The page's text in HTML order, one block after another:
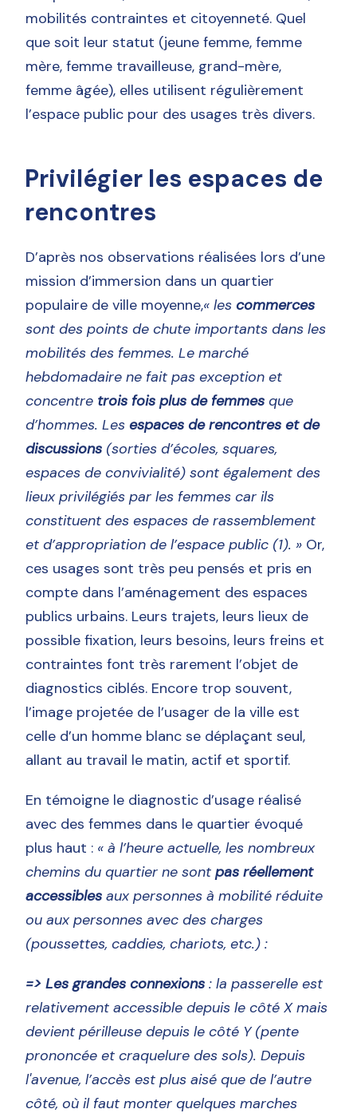
mobilités contraintes et citoyenneté. Quel
que soit leur statut (jeune femme, femme
mère, femme travailleuse, grand-mère,
femme âgée), elles utilisent régulièrement
l’espace public pour des usages très divers.
Privilégier les espaces de
rencontres
D’après nos observations réalisées lors d’une
mission d’immersion dans un quartier
populaire de ville moyenne,« lescommerces
sont des points de chute importants dans les
mobilités des femmes. Le marché
hebdomadaire ne fait pas exception et
concentre trois fois plus de femmes que
d’hommes. Lesespaces de rencontres et de
discussions (sorties d’écoles, squares,
espaces de convivialité) sont également des
lieux privilégiés par les femmes car ils
constituent des espaces de rassemblement
et d’appropriation de l’espace public (1). » Or,
ces usages sont très peu pensés et pris en
compte dans l’aménagement des espaces
publics urbains. Leurs trajets, leurs lieux de
possible fixation, leurs besoins, leurs freins et
contraintes font très rarement l’objet de
diagnostics ciblés. Encore trop souvent,
l’image projetée de l’usager de la ville est
celle d’un homme blanc se déplaçant seul,
allant au travail le matin, actif et sportif.
En témoigne le diagnostic d’usage réalisé
avec des femmes dans le quartier évoqué
plus haut : « à l’heure actuelle, les nombreux
chemins du quartier ne sontpas réellement
accessibles aux personnes à mobilité réduite
ou aux personnes avec des charges
(poussettes, caddies, chariots, etc.) :
=> Les grandes connexions : la passerelle est
relativement accessible depuis le côté X mais
devient périlleuse depuis le côté Y (pente
prononcée et craquelure des sols). Depuis
l'avenue, l’accès est plus aisé que de l’autre
côté, où il faut monter quelques marches